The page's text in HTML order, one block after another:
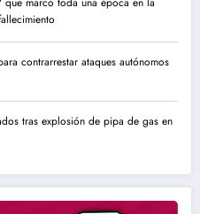
contrarrestar ataques autónomos
tras explosión de pipa de gas en